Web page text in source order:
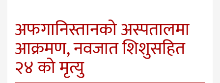
अफगानिस्तानको अस्पतालमा
आक्रमण, नवजात शिशुसहित
२४ को मृत्यु